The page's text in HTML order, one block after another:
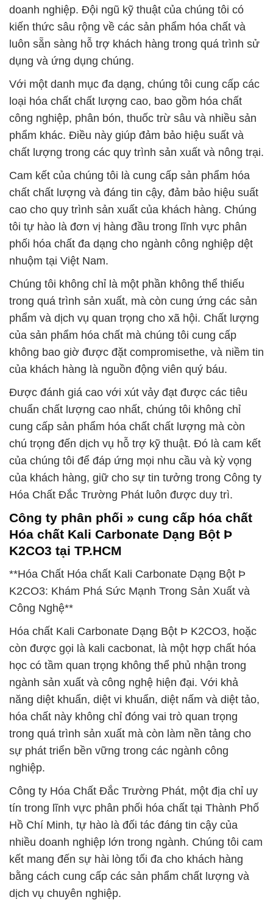
doanh nghiệp. Đội ngũ kỹ thuật của chúng tôi có
kiến thức sâu rộng về các sản phẩm hóa chất và
luôn sẵn sàng hỗ trợ khách hàng trong quá trình sử
dụng và ứng dụng chúng.
Với một danh mục đa dạng, chúng tôi cung cấp các
loại hóa chất chất lượng cao, bao gồm hóa chất
công nghiệp, phân bón, thuốc trừ sâu và nhiều sản
phẩm khác. Điều này giúp đảm bảo hiệu suất và
chất lượng trong các quy trình sản xuất và nông trại.
Cam kết của chúng tôi là cung cấp sản phẩm hóa
chất chất lượng và đáng tin cậy, đảm bảo hiệu suất
cao cho quy trình sản xuất của khách hàng. Chúng
tôi tự hào là đơn vị hàng đầu trong lĩnh vực phân
phối hóa chất đa dạng cho ngành công nghiệp dệt
nhuộm tại Việt Nam.
Chúng tôi không chỉ là một phần không thể thiếu
trong quá trình sản xuất, mà còn cung ứng các sản
phẩm và dịch vụ quan trọng cho xã hội. Chất lượng
của sản phẩm hóa chất mà chúng tôi cung cấp
không bao giờ được đặt compromisethe, và niềm tin
của khách hàng là nguồn động viên quý báu.
Được đánh giá cao với xút vảy đạt được các tiêu
chuẩn chất lượng cao nhất, chúng tôi không chỉ
cung cấp sản phẩm hóa chất chất lượng mà còn
chú trọng đến dịch vụ hỗ trợ kỹ thuật. Đó là cam kết
của chúng tôi để đáp ứng mọi nhu cầu và kỳ vọng
của khách hàng, giữ cho sự tin tưởng trong Công ty
Hóa Chất Đắc Trường Phát luôn được duy trì.
Công ty phân phối » cung cấp hóa chất
Hóa chất Kali Carbonate Dạng Bột Þ
K2CO3 tại TP.HCM
**Hóa Chất Hóa chất Kali Carbonate Dạng Bột Þ
K2CO3: Khám Phá Sức Mạnh Trong Sản Xuất và
Công Nghệ**
Hóa chất Kali Carbonate Dạng Bột Þ K2CO3, hoặc
còn được gọi là kali cacbonat, là một hợp chất hóa
học có tầm quan trọng không thể phủ nhận trong
ngành sản xuất và công nghệ hiện đại. Với khả
năng diệt khuẩn, diệt vi khuẩn, diệt nấm và diệt tảo,
hóa chất này không chỉ đóng vai trò quan trọng
trong quá trình sản xuất mà còn làm nền tảng cho
sự phát triển bền vững trong các ngành công
nghiệp.
Công ty Hóa Chất Đắc Trường Phát, một địa chỉ uy
tín trong lĩnh vực phân phối hóa chất tại Thành Phố
Hồ Chí Minh, tự hào là đối tác đáng tin cậy của
nhiều doanh nghiệp lớn trong ngành. Chúng tôi cam
kết mang đến sự hài lòng tối đa cho khách hàng
bằng cách cung cấp các sản phẩm chất lượng và
dịch vụ chuyên nghiệp.